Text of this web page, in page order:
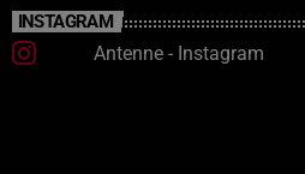
INSTAGRAM
Antenne - Instagram